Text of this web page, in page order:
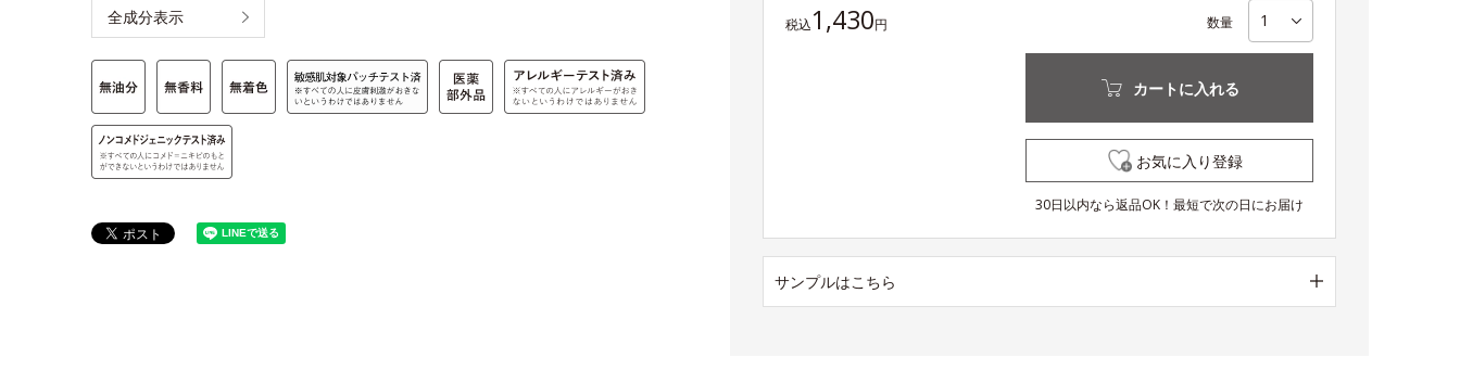
全成分表示 税込1,430円 数量
カートに入れる
お気に入り登録
30日以内なら返品OK！最短で次の日にお届け
サンプルはこちら